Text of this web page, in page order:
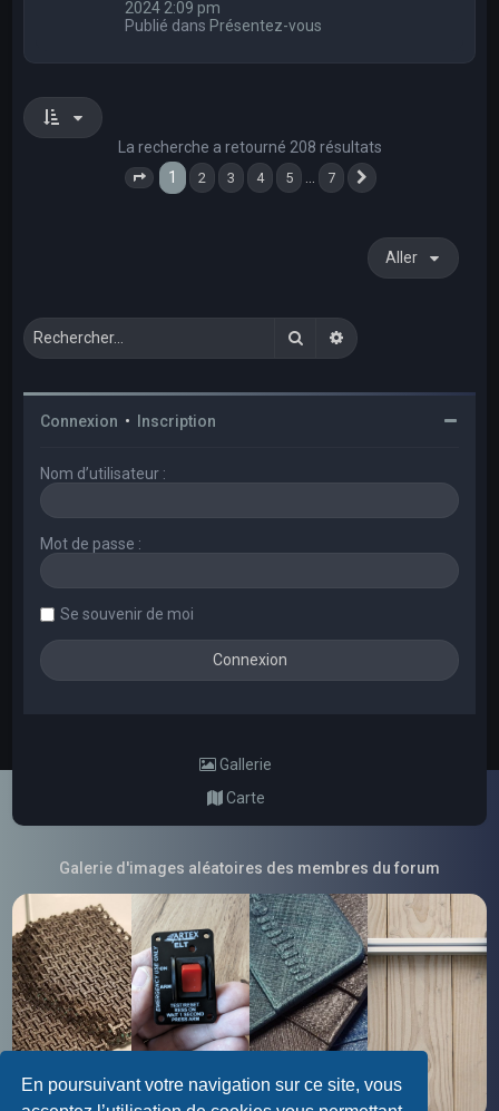
En poursuivant votre navigation sur ce site, vous
2024 2:09 pm
Publié dans Présentez-vous
La recherche a retourné 208 résultats
Page 1 sur
1 2 3 4 5 7
Aller
RechercherRecherche avancée
Connexion • Inscription
Nom d’utilisateur :
Mot de passe :
Se souvenir de moi
Gallerie
Carte
Galerie d'images aléatoires des membres du forum